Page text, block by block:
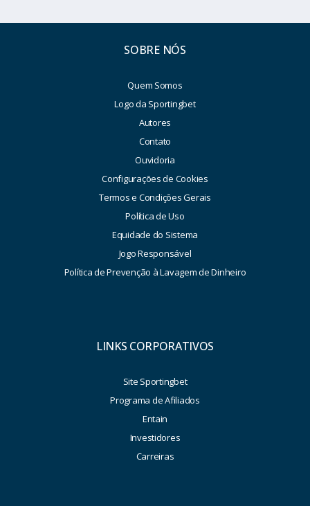
SOBRE NÓS
Quem Somos
Logo da Sportingbet
Autores
Contato
Ouvidoria
Configurações de Cookies
Termos e Condições Gerais
Política de Uso
Equidade do Sistema
Jogo Responsável
Política de Prevenção à Lavagem de Dinheiro
LINKS CORPORATIVOS
Site Sportingbet
Programa de Afiliados
Entain
Investidores
Carreiras